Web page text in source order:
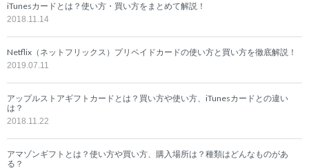
iTunesカードとは？使い方・買い方をまとめて解説！
2018.11.14
Netflix（ネットフリックス）プリペイドカードの使い方と買い方を徹底解説！
2019.07.11
アップルストアギフトカードとは？買い方や使い方、iTunesカードとの違い
は？
2018.11.22
アマゾンギフトとは？使い方や買い方、購入場所は？種類はどんなものがあ
る？